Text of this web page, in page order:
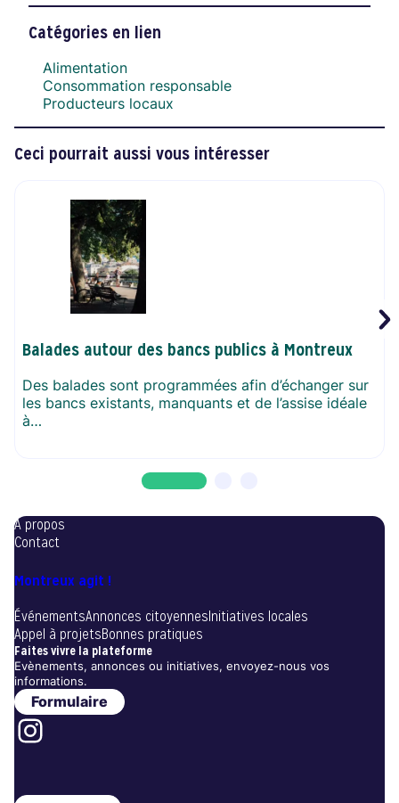
Catégories en lien
Alimentation
Consommation responsable
Producteurs locaux
Ceci pourrait aussi vous intéresser
Balades autour des bancs publics à Montreux
Des balades sont programmées afin d’échanger sur
les bancs existants, manquants et de l’assise idéale
à…
A propos
Contact
Montreux agit !
ÉvénementsAnnonces citoyennesInitiatives locales
Appel à projetsBonnes pratiques
Faites vivre la plateforme
Evènements, annonces ou initiatives, envoyez-nous vos
informations.
Formulaire
Instagram